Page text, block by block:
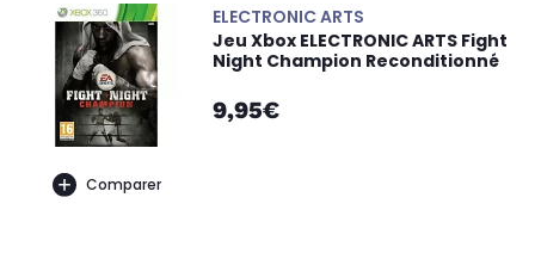
Comparer
ELECTRONIC ARTS
Jeu Xbox ELECTRONIC ARTS Fight
Night Champion Reconditionné
9,95€